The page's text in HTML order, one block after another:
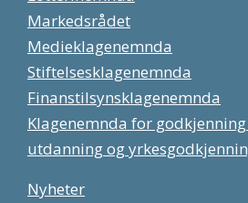
Markedsrådet
Medieklagenemnda
Stiftelsesklagenemnda
Finanstilsynsklagenemnda
Klagenemnda for
utdanning og
Nyheter